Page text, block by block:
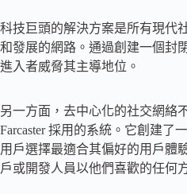
科技巨頭的解決方案是所有現代
和發展的網路。通過創建一個封
進入者威脅其主導地位。
另一方面，去中心化的社交網絡
Farcaster 採用的系統。它創建
用戶選擇最適合其偏好的用戶體
戶或開發人員以他們喜歡的任何